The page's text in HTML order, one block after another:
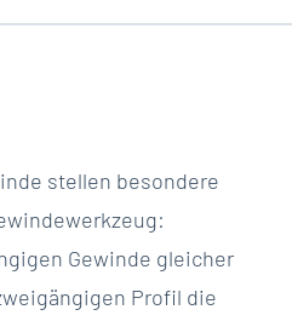
stellen besondere
Gewinde gleicher
Profil die